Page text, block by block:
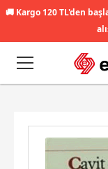
🚚 Kargo 120 TL'den